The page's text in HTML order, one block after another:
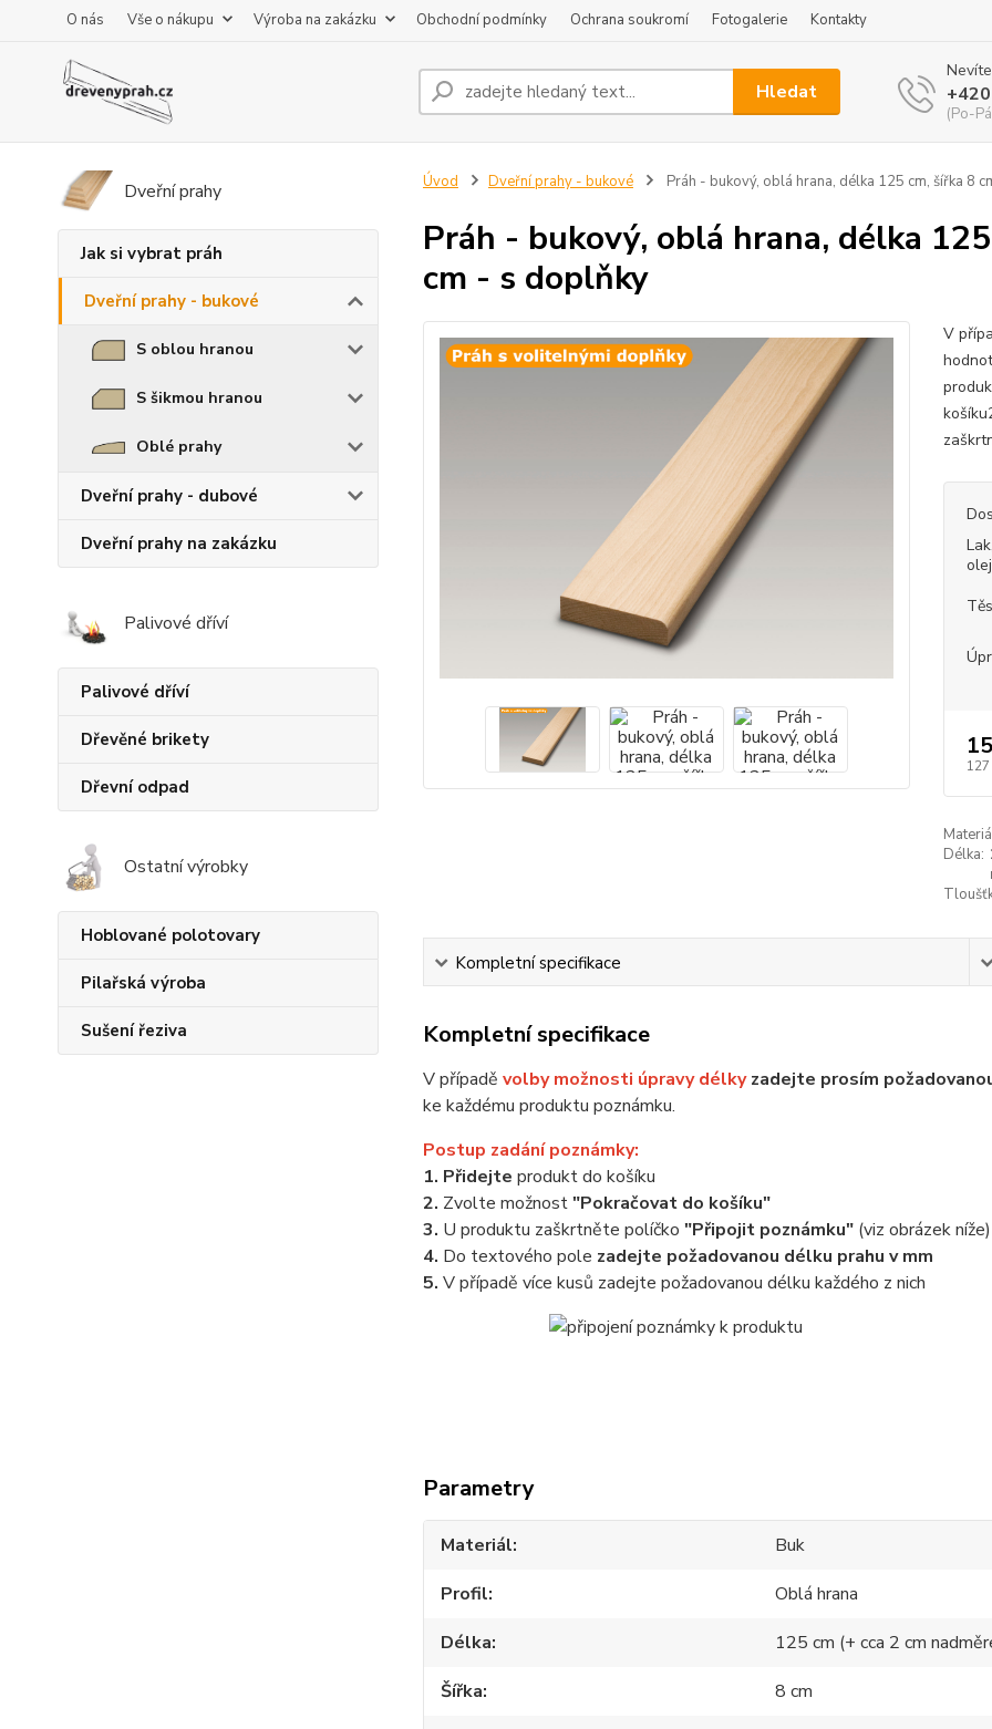
O nás Vše o nákupu Výroba na zakázku Obchodní podmínky Ochrana soukromí Fotogalerie Kontakty
Hledat
(Po-
Dveřní prahy
Jak si vybrat práh
Dveřní prahy - bukové
S oblou hranou
S šikmou hranou
Oblé prahy
Dveřní prahy - dubové
Dveřní prahy na zakázku
Palivové dříví
Palivové dříví
Dřevěné brikety
Dřevní odpad
Ostatní výrobky
Hoblované polotovary
Pilařská výroba
Sušení řeziva
Úvod Dveřní prahy - bukové Práh - bukový, oblá hrana, délka 125 cm, šířka 8
Práh - bukový, oblá hrana, délka
cm - s doplňky
V
127
Délka:
Kompletní specifikace
Kompletní specifikace
V případě volby možnosti úpravy délkyzadejte prosím
ke každému produktu poznámku.
Postup zadání poznámky:
1. Přidejte produkt do košíku
2. Zvolte možnost"Pokračovat do košíku"
3. U produktu zaškrtněte políčko "Připojit poznámku"(viz obrázek níže)
4. Do textového pole zadejte požadovanou délku prahu v mm
5. V případě více kusů zadejte požadovanou délku každého z nich
Parametry
Materiál
Buk
Profil
Oblá hrana
Délka
125 cm (+ cca 2 cm
Šířka
8 cm